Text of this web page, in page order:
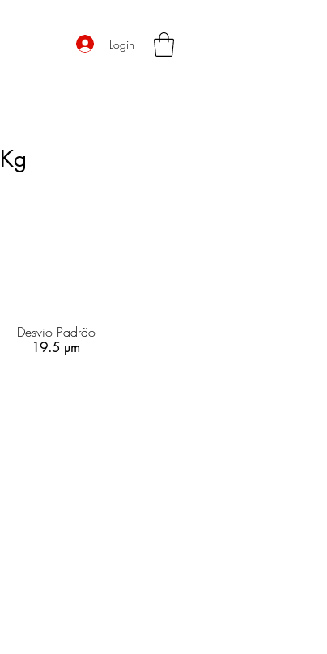
Login
Desvio Padrão
19.5 µm